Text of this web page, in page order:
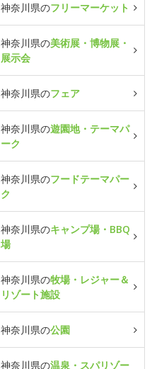
神奈川県のフリーマーケット
神奈川県の美術展・博物展・
展示会
神奈川県のフェア
神奈川県の遊園地・テーマパ
ーク
神奈川県のフードテーマパー
ク
神奈川県のキャンプ場・BBQ
場
神奈川県の牧場・レジャー＆
リゾート施設
神奈川県の公園
神奈川県の温泉・スパリゾー